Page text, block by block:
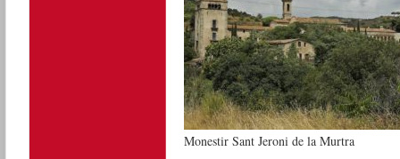
Monestir Sant Jeroni de la Murtra